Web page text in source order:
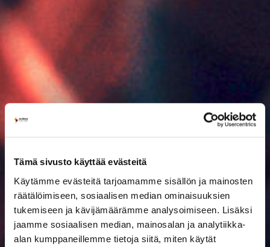
Tämä sivusto käyttää evästeitä
Käytämme evästeitä tarjoamamme sisällön ja mainosten
räätälöimiseen, sosiaalisen median ominaisuuksien
tukemiseen ja kävijämäärämme analysoimiseen. Lisäksi
jaamme sosiaalisen median, mainosalan ja analytiikka-
alan kumppaneillemme tietoja siitä, miten käytät